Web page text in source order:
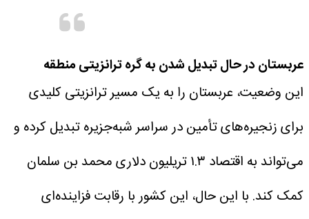
عربستان در حال تبدیل شدن به گره ترانزیتی منطقه
این وضعیت، عربستان را به یک مسیر ترانزیتی کلیدی
برای زنجیره‌های تأمین در سراسر شبه‌جزیره تبدیل کرده و
می‌تواند به اقتصاد ۱.۳ تریلیون دلاری محمد بن سلمان
کمک کند. با این حال، این کشور با رقابت فزاینده‌ای